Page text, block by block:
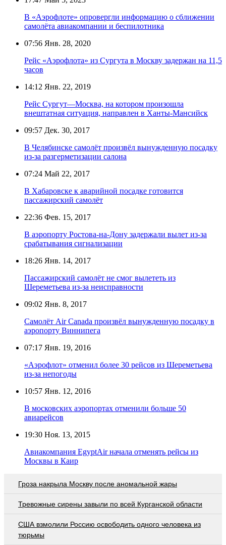
В «Аэрофлоте» опровергли информацию о сближении
самолёта авиакомпании и беспилотника
07:56 Янв. 28, 2020
Рейс «Аэрофлота» из Сургута в Москву задержан на 11,5
часов
14:12 Янв. 22, 2019
Рейс Сургут—Москва, на котором произошла
внештатная ситуация, направлен в Ханты-Мансийск
09:57 Дек. 30, 2017
В Челябинске самолёт произвёл вынужденную посадку
из-за разгерметизации салона
07:24 Май 22, 2017
В Хабаровске к аварийной посадке готовится
пассажирский самолёт
22:36 Фев. 15, 2017
В аэропорту Ростова-на-Дону задержали вылет из-за
срабатывания сигнализации
18:26 Янв. 14, 2017
Пассажирский самолёт не смог вылететь из
Шереметьева из-за неисправности
09:02 Янв. 8, 2017
Самолёт Air Canada произвёл вынужденную посадку в
аэропорту Виннипега
07:17 Янв. 19, 2016
«Аэрофлот» отменил более 30 рейсов из Шереметьева
из-за непогоды
10:57 Янв. 12, 2016
В московских аэропортах отменили больше 50
авиарейсов
19:30 Ноя. 13, 2015
Авиакомпания EgyptAir начала отменять рейсы из
Москвы в Каир
Гроза накрыла Москву после аномальной жары
Тревожные сирены завыли по всей Курганской области
США взмолили Россию освободить одного человека из
тюрьмы